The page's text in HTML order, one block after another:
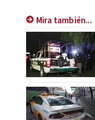
Mira también...